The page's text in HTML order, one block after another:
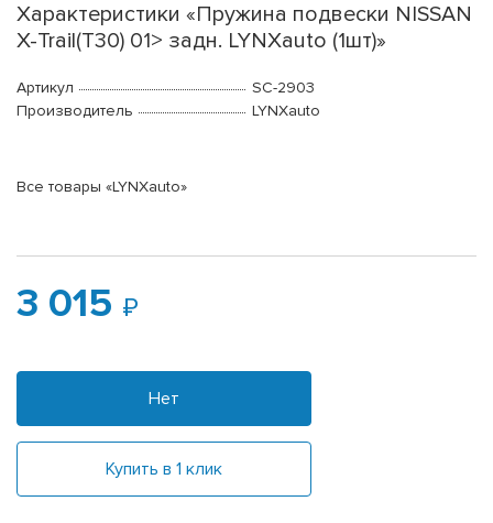
Характеристики «Пружина подвески NISSAN
X-Trail(T30) 01> задн. LYNXauto (1шт)»
Артикул
SC-2903
Производитель
LYNXauto
Все товары «LYNXauto»
3 015
Нет
Купить в 1 клик